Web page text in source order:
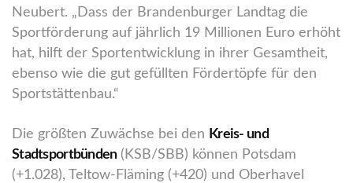
Neubert. „Dass der Brandenburger Landtag die
Sportförderung auf jährlich 19 Millionen Euro erhöht
hat, hilft der Sportentwicklung in ihrer Gesamtheit,
ebenso wie die gut gefüllten Fördertöpfe für den
Sportstättenbau.“
Die größten Zuwächse bei den Kreis- und
Stadtsportbünden(KSB/SBB) können Potsdam
(+1.028), Teltow-Fläming (+420) und Oberhavel